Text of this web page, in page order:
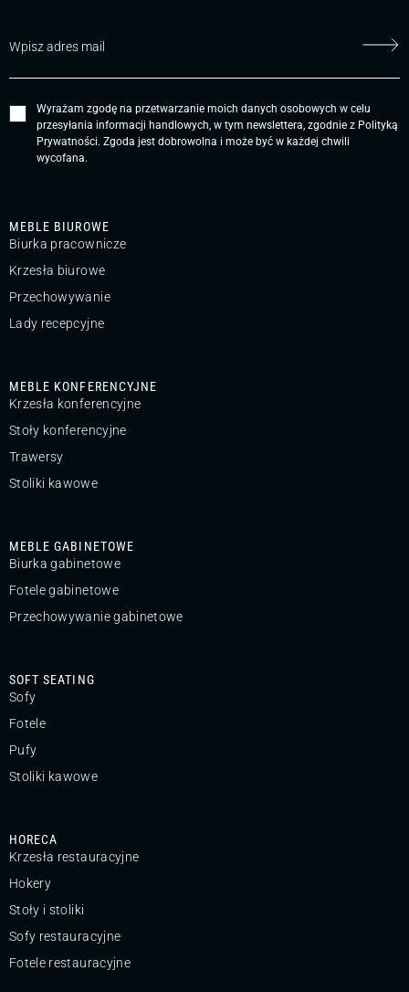
MEBLE BIUROWE
Biurka pracownicze
Krzesła biurowe
Przechowywanie
Lady recepcyjne
MEBLE KONFERENCYJNE
Krzesła konferencyjne
Stoły konferencyjne
Trawersy
Stoliki kawowe
MEBLE GABINETOWE
Biurka gabinetowe
Fotele gabinetowe
Przechowywanie gabinetowe
SOFT SEATING
Sofy
Fotele
Pufy
Stoliki kawowe
HORECA
Krzesła restauracyjne
Hokery
Stoły i stoliki
Sofy restauracyjne
Fotele restauracyjne
Wyrażam zgodę na przetwarzanie moich danych osobowych w celu
przesyłania informacji handlowych, w tym newslettera, zgodnie z Polityką
Prywatności. Zgoda jest dobrowolna i może być w każdej chwili
wycofana.